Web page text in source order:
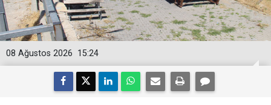
15:24
08 Ağustos 2026